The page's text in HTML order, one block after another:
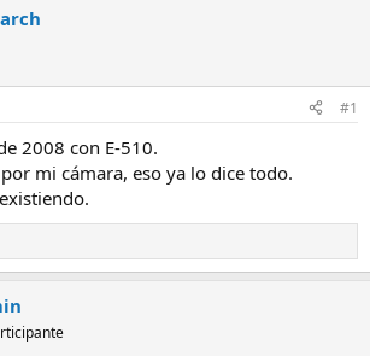
#1
2008 con E-510.
mi cámara, eso ya lo dice todo.